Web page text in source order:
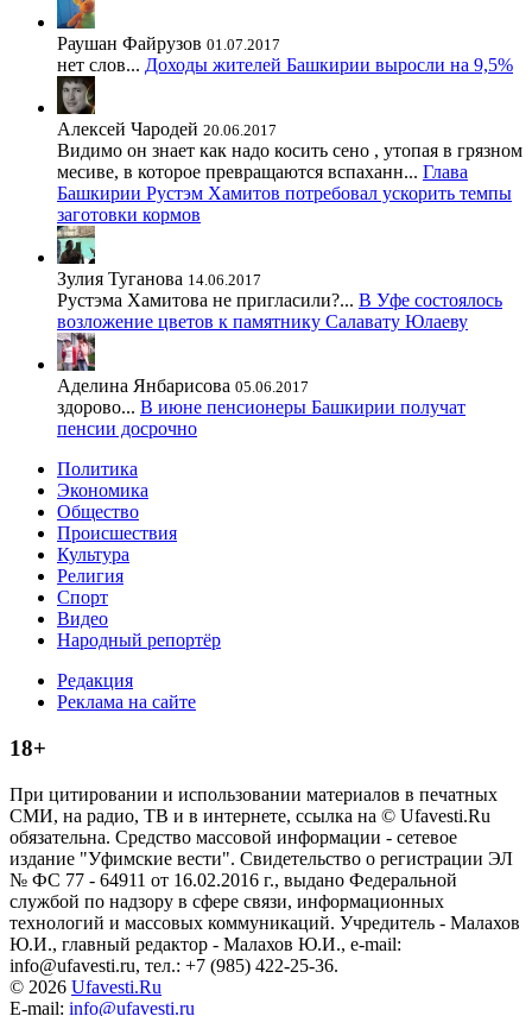
Раушан Файрузов 01.07.2017
нет слов... Доходы жителей Башкирии выросли на 9,5%
Алексей Чародей 20.06.2017
Видимо он знает как надо косить сено , утопая в грязном
месиве, в которое превращаются вспаханн... Глава
Башкирии Рустэм Хамитов потребовал ускорить темпы
заготовки кормов
Зулия Туганова 14.06.2017
Рустэма Хамитова не пригласили?... В Уфе состоялось
возложение цветов к памятнику Салавату Юлаеву
Аделина Янбарисова 05.06.2017
здорово... В июне пенсионеры Башкирии получат
пенсии досрочно
Политика
Экономика
Общество
Происшествия
Культура
Религия
Спорт
Видео
Народный репортёр
Редакция
Реклама на сайте
18+
При цитировании и использовании материалов в печатных
СМИ, на радио, ТВ и в интернете, ссылка на © Ufavesti.Ru
обязательна. Средство массовой информации - сетевое
издание "Уфимские вести". Свидетельство о регистрации ЭЛ
№ ФС 77 - 64911 от 16.02.2016 г., выдано Федеральной
службой по надзору в сфере связи, информационных
технологий и массовых коммуникаций. Учредитель - Малахов
Ю.И., главный редактор - Малахов Ю.И., e-mail:
info@ufavesti.ru, тел.: +7 (985) 422-25-36.
© 2026 Ufavesti.Ru
E-mail: info@ufavesti.ru